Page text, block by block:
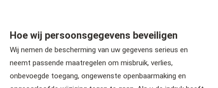
Hoe wij persoonsgegevens beveiligen
Wij nemen de bescherming van uw gegevens serieus en
neemt passende maatregelen om misbruik, verlies,
onbevoegde toegang, ongewenste openbaarmaking en